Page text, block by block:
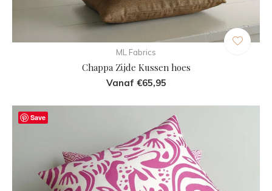
ML Fabrics
Chappa Zijde Kussen hoes
Vanaf €65,95
Save